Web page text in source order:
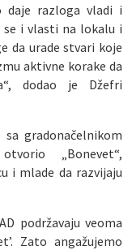
daje razloga vladi i
se i vlasti na lokalu i
da urade stvari koje
aktivne korake da
dodao je Džefri
gradonačelnikom
„Bonevet“,
i mlade da razvijaju
podržavaju veoma
Zato angažujemo